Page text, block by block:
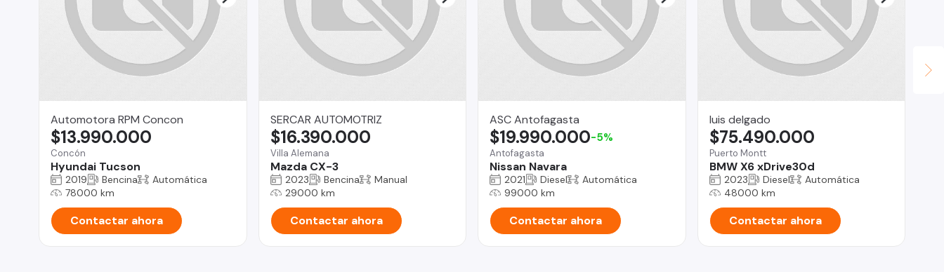
Automotora RPM Concon
Concón
Hyundai Tucson
$13.990.000
2019 Bencina
Automática
78000 km
Contactar ahora
SERCAR AUTOMOTRIZ
Villa Alemana
Mazda CX-3
$16.390.000
2023 Bencina
Manual
29000 km
Contactar ahora
ASC Antofagasta
Antofagasta
Nissan Navara
$19.990.000-5%
2021 Diesel
Automática
99000 km
Contactar ahora
luis delgado
Puerto Montt
BMW X6 xDrive30d
$75.490.000
2023 Diesel
Automática
48000 km
Contactar ahora